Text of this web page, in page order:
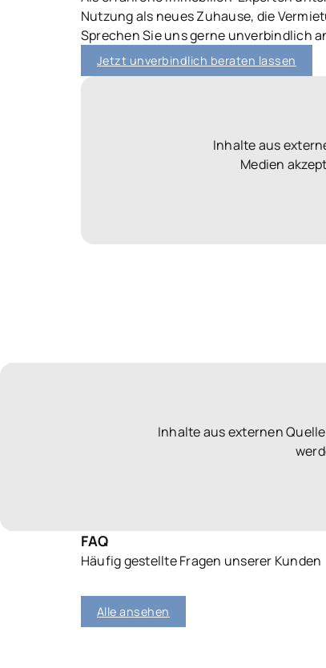
Nutzung als neues Zuhause, die
Sprechen Sie uns gerne unverbindlich
Jetzt unverbindlich beraten lassen
Inhalte aus
Medien
Inhalte aus externen
FAQ
Häufig gestellte Fragen unserer Kunden
Alle ansehen